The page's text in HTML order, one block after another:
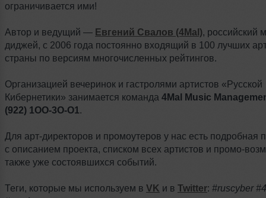
ограничивается ими!
Автор и ведущий — Евгений Свалов (4Mal), российский
диджей, с 2006 года постоянно входящий в 100 лучших
страны по версиям многочисленных рейтингов.
Организацией вечеринок и гастролями артистов «Русской
Кибернетики» занимается команда 4Mal Music
(922) 1ОО-3О-О1.
Для арт-директоров и промоутеров у нас есть подробная
с описанием проекта, списком всех артистов и промо-
также уже состоявшихся событий.
Теги, которые мы используем в VK и в Twitter: #ruscyber